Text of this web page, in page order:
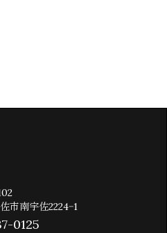
市南宇佐2224−1
0125